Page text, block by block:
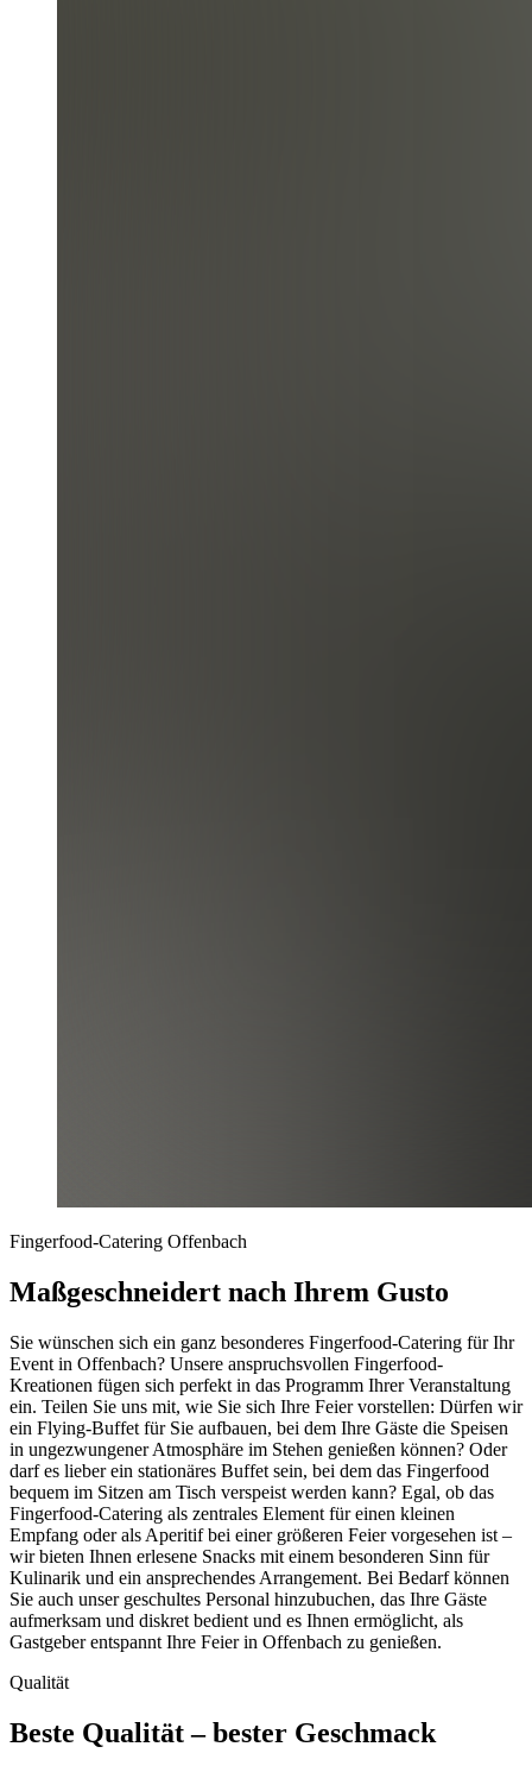
Fingerfood-Catering Offenbach
Maßgeschneidert nach Ihrem Gusto
Sie wünschen sich ein ganz besonderes Fingerfood-Catering für Ihr
Event in Offenbach? Unsere anspruchsvollen Fingerfood-
Kreationen fügen sich perfekt in das Programm Ihrer Veranstaltung
ein. Teilen Sie uns mit, wie Sie sich Ihre Feier vorstellen: Dürfen wir
ein Flying-Buffet für Sie aufbauen, bei dem Ihre Gäste die Speisen
in ungezwungener Atmosphäre im Stehen genießen können? Oder
darf es lieber ein stationäres Buffet sein, bei dem das Fingerfood
bequem im Sitzen am Tisch verspeist werden kann? Egal, ob das
Fingerfood-Catering als zentrales Element für einen kleinen
Empfang oder als Aperitif bei einer größeren Feier vorgesehen ist –
wir bieten Ihnen erlesene Snacks mit einem besonderen Sinn für
Kulinarik und ein ansprechendes Arrangement. Bei Bedarf können
Sie auch unser geschultes Personal hinzubuchen, das Ihre Gäste
aufmerksam und diskret bedient und es Ihnen ermöglicht, als
Gastgeber entspannt Ihre Feier in Offenbach zu genießen.
Qualität
Beste Qualität – bester Geschmack